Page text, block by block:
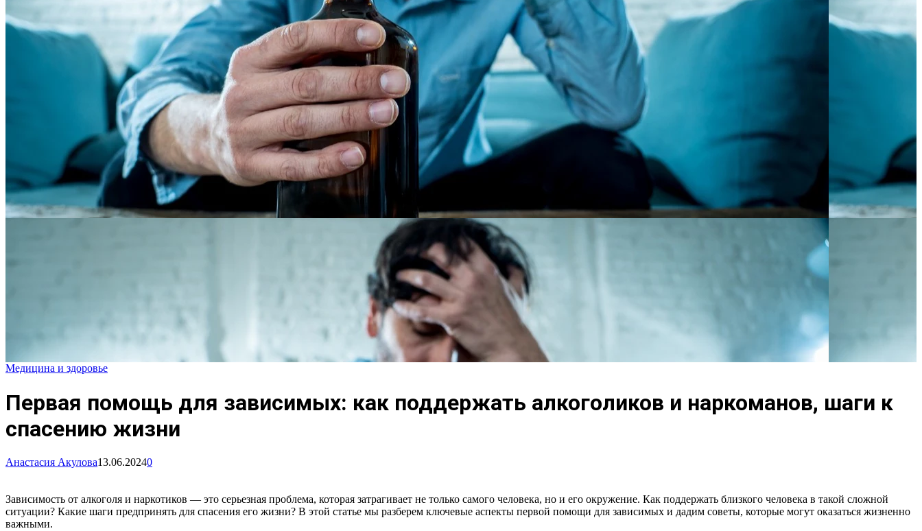
Медицина и здоровье
Первая помощь для зависимых: как поддержать алкоголиков и наркоманов, шаги к
спасению жизни
Анастасия Акулова13.06.20240
Зависимость от алкоголя и наркотиков — это серьезная проблема, которая затрагивает не только самого человека, но и его окружение. Как поддержать близкого человека в такой сложной
ситуации? Какие шаги предпринять для спасения его жизни? В этой статье мы разберем ключевые аспекты первой помощи для зависимых и дадим советы, которые могут оказаться жизненно
важными.